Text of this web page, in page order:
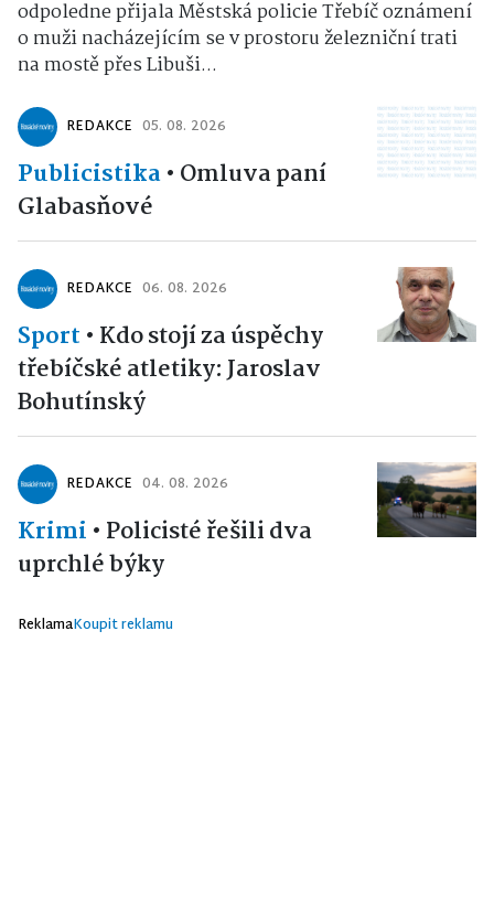
odpoledne přijala Městská policie Třebíč oznámení
o muži nacházejícím se v prostoru železniční trati
na mostě přes Libuši...
REDAKCE 05. 08. 2026
Publicistika• Omluva paní
Glabasňové
REDAKCE 06. 08. 2026
Sport • Kdo stojí za úspěchy
třebíčské atletiky: Jaroslav
Bohutínský
REDAKCE 04. 08. 2026
Krimi • Policisté řešili dva
uprchlé býky
ReklamaKoupit reklamu